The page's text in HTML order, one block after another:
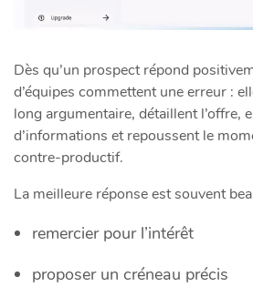
Dès qu’un prospect répond
d’équipes commettent une erreur :
long argumentaire, détaillent l’offre,
d’informations et repoussent le
contre-productif.
La meilleure réponse est souvent
remercier pour l’intérêt
proposer un créneau précis